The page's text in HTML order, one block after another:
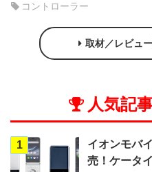
コントローラー
取材／レビュ
人気記
1
イオンモバ
売！ケータ